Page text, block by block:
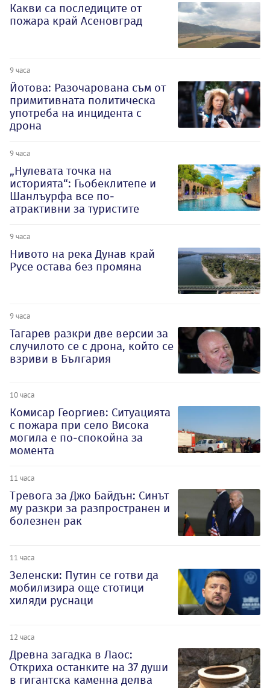
Какви са последиците от
пожара край Асеновград
9 часа
Йотова: Разочарована съм от
примитивната политическа
употреба на инцидента с
дрона
9 часа
„Нулевата точка на
историята“: Гьобеклитепе и
Шанлъурфа все по-
атрактивни за туристите
9 часа
Нивото на река Дунав край
Русе остава без промяна
9 часа
Тагарев разкри две версии за
случилото се с дрона, който се
взриви в България
10 часа
Комисар Георгиев: Ситуацията
с пожара при село Висока
могила е по-спокойна за
момента
11 часа
Тревога за Джо Байдън: Синът
му разкри за разпространен и
болезнен рак
11 часа
Зеленски: Путин се готви да
мобилизира още стотици
хиляди руснаци
12 часа
Древна загадка в Лаос:
Откриха останките на 37 души
в гигантска каменна делва